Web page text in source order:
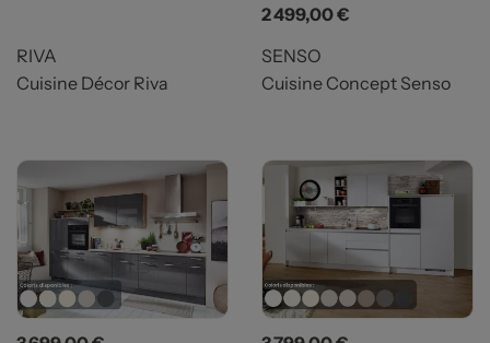
RIVA
Cuisine Décor Riva
Prix
2 499,00 €
SENSO
Cuisine Concept Senso